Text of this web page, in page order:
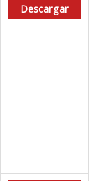
Descargar